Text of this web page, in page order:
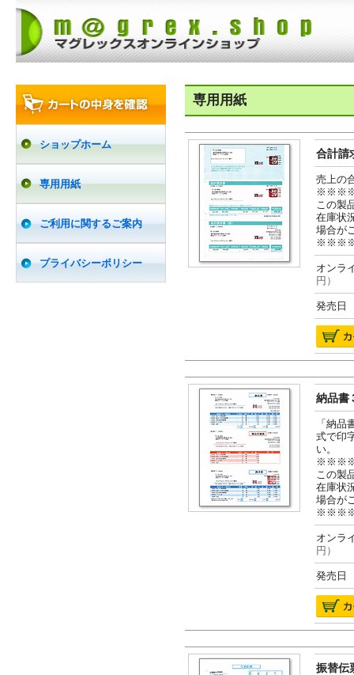
ショップホーム
専用用紙
ご利用に関するご案内
プライバシーポリシー
専用用紙
合計請
売上の
この製
在庫状
場合が
オン
円）
発売日
納品書
「納
式で印
い。
この製
在庫状
場合が
オン
円）
発売日
振替伝